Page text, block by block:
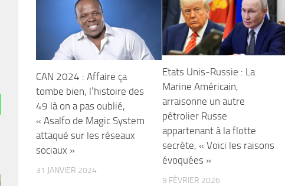
CAN 2024 : Affaire ça
tombe bien, l’histoire des
49 là on a pas oublié,
« Asalfo de Magic System
attaqué sur les réseaux
sociaux »
31 JANVIER 2024
Etats Unis-Russie : La
Marine Américain,
arraisonne un autre
pétrolier Russe
appartenant à la flotte
secrète, « Voici les raisons
évoquées »
9 FÉVRIER 2026